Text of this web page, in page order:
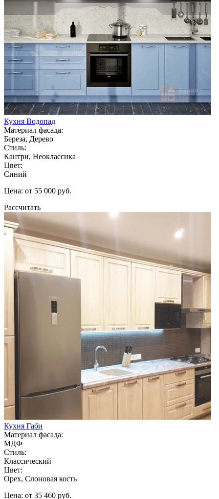
Кухня Водопад
Материал фасада:
Береза, Дерево
Стиль:
Кантри, Неоклассика
Цвет:
Синий
Цена: от 55 000 руб.
Рассчитать
Кухня Габи
Материал фасада:
МДФ
Стиль:
Классический
Цвет:
Орех, Слоновая кость
Цена: от 35 460 руб.